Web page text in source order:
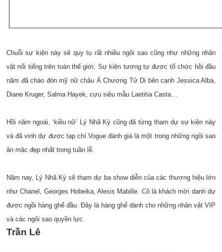
Chuỗi sự kiện này sẽ quy tụ rất nhiều ngôi sao cũng như những nhân
vật nổi tiếng trên toàn thế giới. Sự kiện tương tự được tổ chức hồi đầu
năm đã chào đón mỹ nữ châu Á Chương Tử Di bên cạnh Jessica Alba,
Diane Kruger, Salma Hayek, cựu siêu mẫu Laetitia Casta…
Hồi năm ngoái, ‘kiều nữ’ Lý Nhã Kỳ cũng đã từng tham dự sự kiện này
và đã vinh dự được tạp chí Vogue đánh giá là một trong những ngôi sao
ăn mặc đẹp nhất trong tuần lễ.
Năm nay, Lý Nhã Kỳ sẽ tham dự ba show diễn của các thương hiệu lớn
như Chanel, Georges Hobeika, Alexis Mabille. Cô là khách mời danh dự
được ngồi hàng ghế đầu. Đây là hàng ghế dành cho những nhân vật VIP
và các ngôi sao quyền lực.
Trần Lê